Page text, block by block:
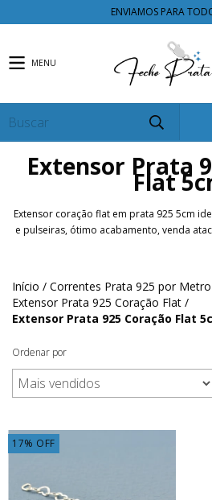
ENVIAMOS PARA
MENU
Extensor Prata
Flat
Extensor coração flat em prata 925 5cm
e pulseiras, ótimo acabamento, venda
Início / Correntes Prata 925 por Metro
Extensor Prata 925 Coração Flat /
Extensor Prata 925 Coração Flat
Ordenar por
17% OFF